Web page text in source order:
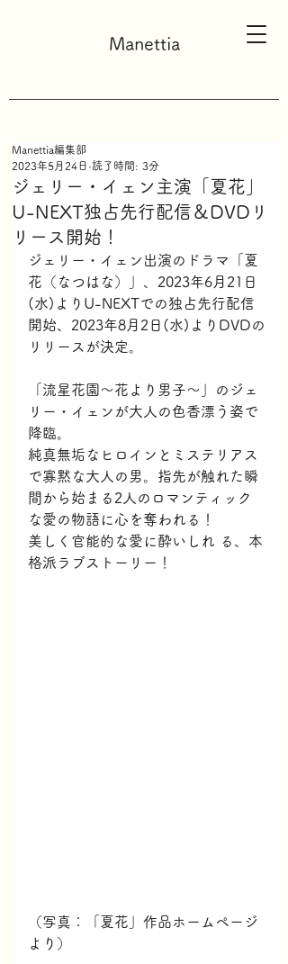
Manettia
ジェリー・イェン主演「夏花」
U-NEXT独占先行配信＆DVDリ
リース開始！
Manettia編集部
2023年5月24日 読了時間: 3分
ジェリー・イェン出演のドラマ「夏
花（なつはな）」、2023年6月21日
(水)よりU-NEXTでの独占先行配信
開始、2023年8月2日(水)よりDVDの
リリースが決定。
「流星花園～花より男子～」のジェ
リー・イェンが大人の色香漂う姿で
降臨。
純真無垢なヒロインとミステリアス
で寡黙な大人の男。指先が触れた瞬
間から始まる2人のロマンティック
な愛の物語に心を奪われる！
美しく官能的な愛に酔いしれ る、本
格派ラブストーリー！
（写真：「夏花」作品ホームページ
より）